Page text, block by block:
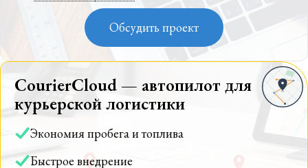
Обсудить проект
CourierCloud — автопилот для
курьерской логистики
Экономия пробега и топлива
Быстрое внедрение